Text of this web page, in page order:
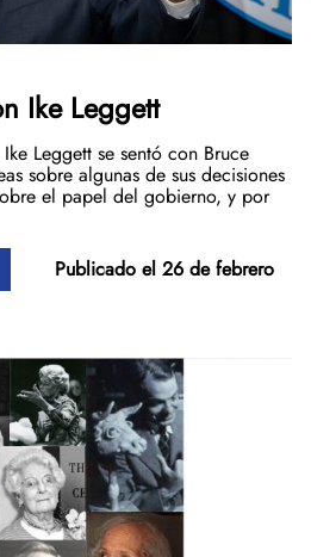
Ike Leggett
Leggett se sentó con Bruce
sobre algunas de sus decisiones
el papel del gobierno, y por
Publicado el 26 de febrero